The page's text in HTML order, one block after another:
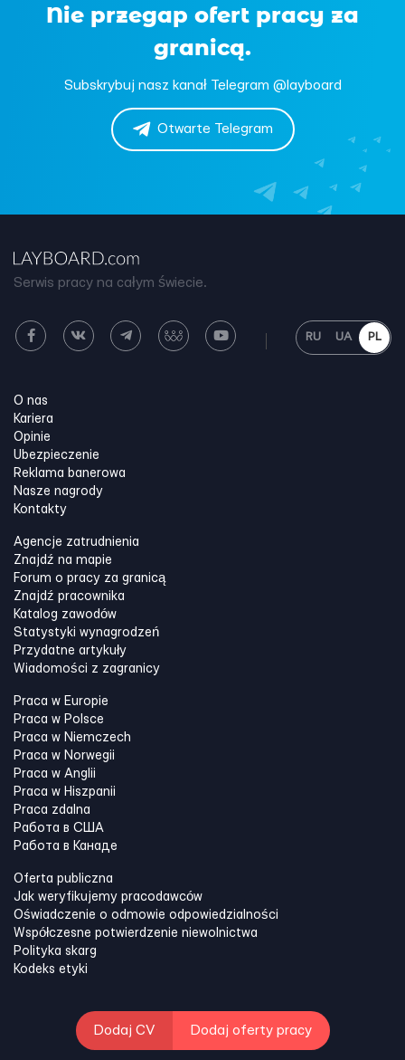
Nie przegap ofert pracy za
granicą.
Subskrybuj nasz kanał Telegram @layboard
Otwarte Telegram
Serwis pracy na całym świecie.
RU UA PL
O nas
Kariera
Opinie
Ubezpieczenie
Reklama banerowa
Nasze nagrody
Kontakty
Agencje zatrudnienia
Znajdź na mapie
Forum o pracy za granicą
Znajdź pracownika
Katalog zawodów
Statystyki wynagrodzeń
Przydatne artykuły
Wiadomości z zagranicy
Praca w Europie
Praca w Polsce
Praca w Niemczech
Praca w Norwegii
Praca w Anglii
Praca w Hiszpanii
Praca zdalna
Работа в США
Работа в Канадe
Oferta publiczna
Jak weryfikujemy pracodawców
Oświadczenie o odmowie odpowiedzialności
Współczesne potwierdzenie niewolnictwa
Polityka skarg
Kodeks etyki
Dodaj CV Dodaj oferty pracy